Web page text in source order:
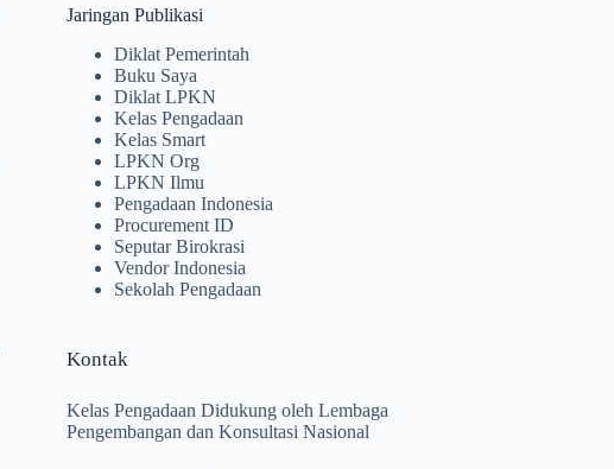
Jaringan Publikasi
Diklat Pemerintah
Buku Saya
Diklat LPKN
Kelas Pengadaan
Kelas Smart
LPKN Org
LPKN Ilmu
Pengadaan Indonesia
Procurement ID
Seputar Birokrasi
Vendor Indonesia
Sekolah Pengadaan
Kontak
Kelas Pengadaan Didukung oleh Lembaga
Pengembangan dan Konsultasi Nasional